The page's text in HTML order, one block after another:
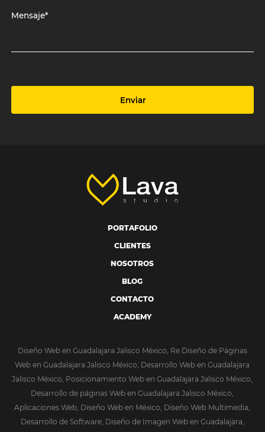
Mensaje*
Enviar
PORTAFOLIO
CLIENTES
NOSOTROS
BLOG
CONTACTO
ACADEMY
Diseño Web en Guadalajara Jalisco México, Re Diseño de Páginas
Web en Guadalajara Jalisco México, Desarrollo Web en Guadalajara
Jalisco México, Posicionamiento Web en Guadalajara Jalisco México,
Desarrollo de páginas Web en Guadalajara Jalisco México,
Aplicaciones Web, Diseño Web en México, Diseño Web Multimedia,
Desarrollo de Software, Diseño de Imagen Web en Guadalajara,